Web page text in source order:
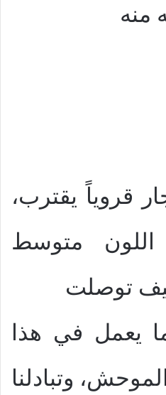
منه
قروياً يقترب،
متوسط
توصلت
يعمل في هذا
وتبادلنا